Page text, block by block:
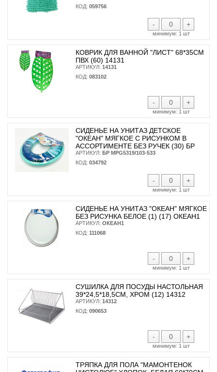
КОД: 059756
- +
минимум: 1 шт
КОВРИК ДЛЯ ВАННОЙ "ЛИСТ" 68*35СМ
ПВХ (60) 14131
АРТИКУЛ: 14131
КОД: 083102
- +
минимум: 1 шт
СИДЕНЬЕ НА УНИТАЗ ДЕТСКОЕ
"ОКЕАН" МЯГКОЕ С РИСУНКОМ В
АССОРТИМЕНТЕ БЕЗ РУЧЕК (30) БР
АРТИКУЛ: БР MPG5319/103-533
КОД: 034792
- +
минимум: 1 шт
СИДЕНЬЕ НА УНИТАЗ "ОКЕАН" МЯГКОЕ
БЕЗ РИСУНКА БЕЛОЕ (1) (17) ОКЕАН1
АРТИКУЛ: ОКЕАН1
КОД: 111068
- +
минимум: 1 шт
СУШИЛКА ДЛЯ ПОСУДЫ НАСТОЛЬНАЯ
39*24,5*18,5СМ, ХРОМ (12) 14312
АРТИКУЛ: 14312
КОД: 090653
- +
минимум: 1 шт
ТРЯПКА ДЛЯ ПОЛА "МАМОНТЕНОК